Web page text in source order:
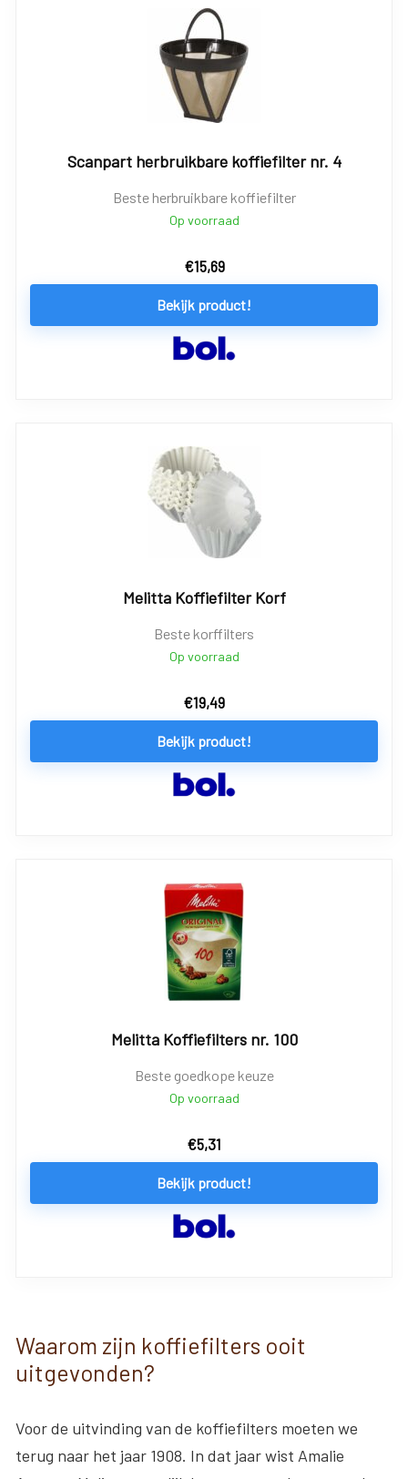
Scanpart herbruikbare koffiefilter nr. 4
Beste herbruikbare koffiefilter
Op voorraad
€15,69
Bekijk product!
Melitta Koffiefilter Korf
Beste korffilters
Op voorraad
€19,49
Bekijk product!
Melitta Koffiefilters nr. 100
Beste goedkope keuze
Op voorraad
€5,31
Bekijk product!
Waarom zijn koffiefilters ooit
uitgevonden?
Voor de uitvinding van de koffiefilters moeten we
terug naar het jaar 1908. In dat jaar wist Amalie